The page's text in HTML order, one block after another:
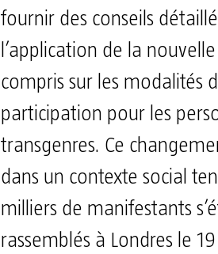
fournir des conseils
l’application de la
compris sur les modalités
participation pour les
transgenres. Ce
dans un contexte social
milliers de manifestants
rassemblés à Londres le